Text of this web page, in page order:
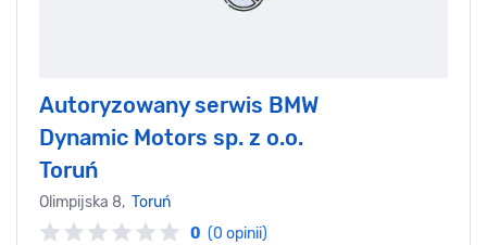
Autoryzowany serwis BMW
Dynamic Motors sp. z o.o.
Toruń
Olimpijska 8, Toruń
0 (0 opinii)